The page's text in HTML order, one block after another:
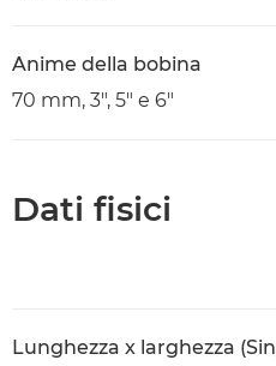
Anime della bobina
70 mm, 3", 5" e 6"
Dati fisici
Lunghezza x larghezza